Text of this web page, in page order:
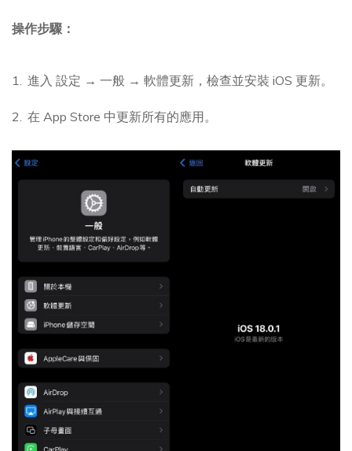
操作步驟：
進入 設定 → 一般 → 軟體更新，檢查並安裝 iOS 更新。
在 App Store 中更新所有的應用。